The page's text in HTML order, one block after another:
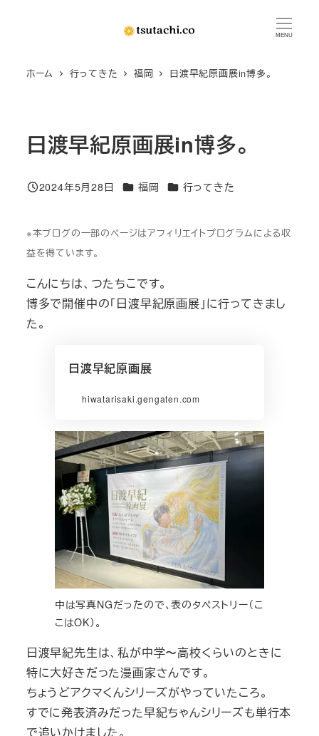
MENU
ホーム 行ってきた 福岡 日渡早紀原画展in博多。
日渡早紀原画展in博多。
投稿日
2024年5月28日 カテゴリー
福岡 カテゴリー
行ってきた
※本ブログの一部のページはアフィリエイトプログラムによる収
益を得ています。
こんにちは、つたちこです。
博多で開催中の「日渡早紀原画展」に行ってきまし
た。
日渡早紀原画展
hiwatarisaki.gengaten.com
中は写真NGだったので、表のタペストリー（こ
こはOK）。
日渡早紀先生は、私が中学〜高校くらいのときに
特に大好きだった漫画家さんです。
ちょうどアクマくんシリーズがやっていたころ。
すでに発表済みだった早紀ちゃんシリーズも単行本
で追いかけました。